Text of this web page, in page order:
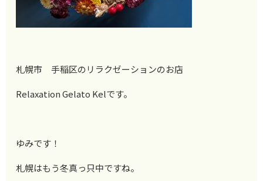
札幌市 手稲区のリラクゼーションのお店
Relaxation Gelato Kelです。
ゆみです！
札幌はもう冬真っ只中ですね。